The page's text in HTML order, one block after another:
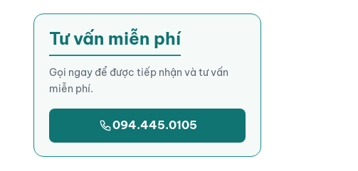
Tư vấn miễn phí
Gọi ngay để được tiếp nhận và tư vấn
miễn phí.
094.445.0105